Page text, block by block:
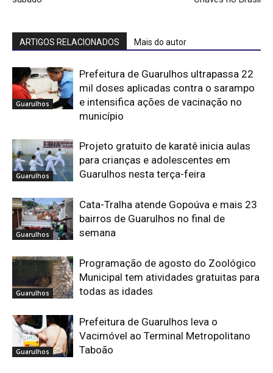
ARTIGOS RELACIONADOS Mais do autor
Guarulhos
Prefeitura de Guarulhos ultrapassa 22
mil doses aplicadas contra o sarampo
e intensifica ações de vacinação no
município
Guarulhos
Projeto gratuito de karatê inicia aulas
para crianças e adolescentes em
Guarulhos nesta terça-feira
Guarulhos
Cata-Tralha atende Gopoúva e mais 23
bairros de Guarulhos no final de
semana
Guarulhos
Programação de agosto do Zoológico
Municipal tem atividades gratuitas para
todas as idades
Guarulhos
Prefeitura de Guarulhos leva o
Vacimóvel ao Terminal Metropolitano
Taboão